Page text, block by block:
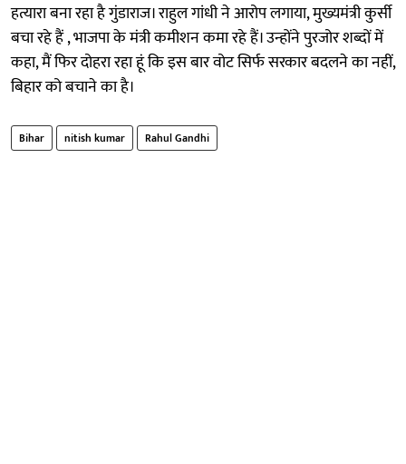
हत्यारा बना रहा है गुंडाराज। राहुल गांधी ने आरोप लगाया, मुख्यमंत्री कुर्सी
बचा रहे हैं , भाजपा के मंत्री कमीशन कमा रहे हैं। उन्होंने पुरजोर शब्दों में
कहा, मैं फिर दोहरा रहा हूं कि इस बार वोट सिर्फ सरकार बदलने का नहीं,
बिहार को बचाने का है।
Bihar nitish kumar Rahul Gandhi